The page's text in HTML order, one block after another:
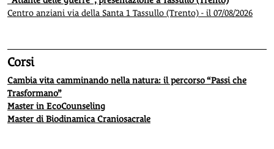
Centro anziani via della Santa 1 Tassullo (Trento) - il 07/08/2026
Corsi
Cambia vita camminando nella natura: il percorso “Passi che
Trasformano”
Master in EcoCounseling
Master di Biodinamica Craniosacrale